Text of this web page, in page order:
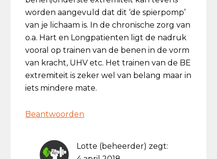
worden aangevuld dat dit ‘de spierpomp’
van je lichaam is. In de chronische zorg van
o.a. Hart en Longpatienten ligt de nadruk
vooral op trainen van de benen in de vorm
van kracht, UHV etc. Het trainen van de BE
extremiteit is zeker wel van belang maar in
iets mindere mate.
Beantwoorden
Lotte (beheerder) zegt: